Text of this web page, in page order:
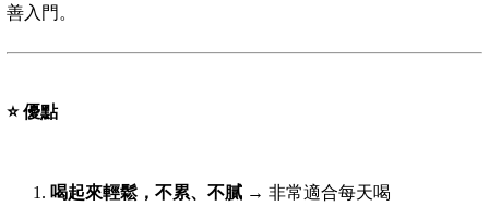
善入門。
⭐優點
喝起來輕鬆，不累、不膩 → 非常適合每天喝